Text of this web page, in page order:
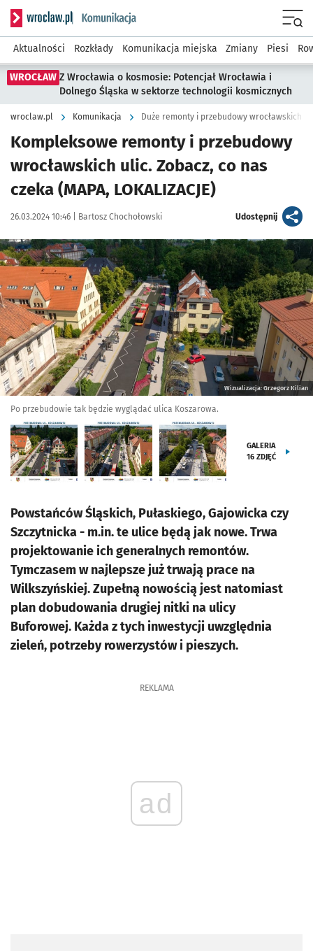
Serwis informacyjny wroclaw.pl podserwis: Komunikacja
Aktualności Rozkłady Komunikacja miejska Zmiany Piesi
WROCŁAW Z Wrocławia o kosmosie: Potencjał Wrocławia i
Dolnego Śląska w sektorze technologii kosmicznych
wroclaw.pl Komunikacja Duże remonty i przebudowy wrocławskich
Kompleksowe remonty i przebudowy
wrocławskich ulic. Zobacz, co nas
czeka (MAPA, LOKALIZACJE)
Data publikacji:
26.03.2024 10:46 | Autor:
Bartosz Chochołowski Udostępnijartykuł
Kliknij, aby zobaczyć galerię
Kliknij, aby powiększyć
Wizualizacja: Grzegorz Kilian
Po przebudowie tak będzie wyglądać ulica Koszarowa.
GALERIA
16 ZDJĘĆ
Powstańców Śląskich, Pułaskiego, Gajowicka czy
Szczytnicka - m.in. te ulice będą jak nowe. Trwa
projektowanie ich generalnych remontów.
Tymczasem w najlepsze już trwają prace na
Wilkszyńskiej. Zupełną nowością jest natomiast
plan dobudowania drugiej nitki na ulicy
Buforowej. Każda z tych inwestycji uwzględnia
zieleń, potrzeby rowerzystów i pieszych.
REKLAMA
ad